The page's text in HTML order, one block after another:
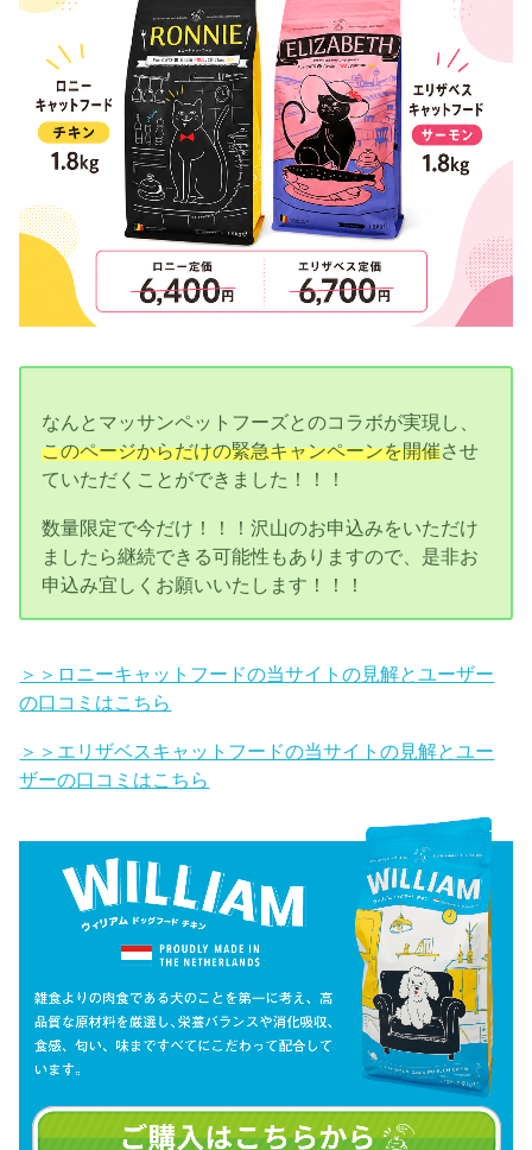
なんとマッサンペットフーズとのコラボが実現し、
このページからだけの緊急キャンペーンを開催させ
ていただくことができました！！！
数量限定で今だけ！！！沢山のお申込みをいただけ
ましたら継続できる可能性もありますので、是非お
申込み宜しくお願いいたします！！！
＞＞ロニーキャットフードの当サイトの見解とユーザー
の口コミはこちら
＞＞エリザベスキャットフードの当サイトの見解とユー
ザーの口コミはこちら